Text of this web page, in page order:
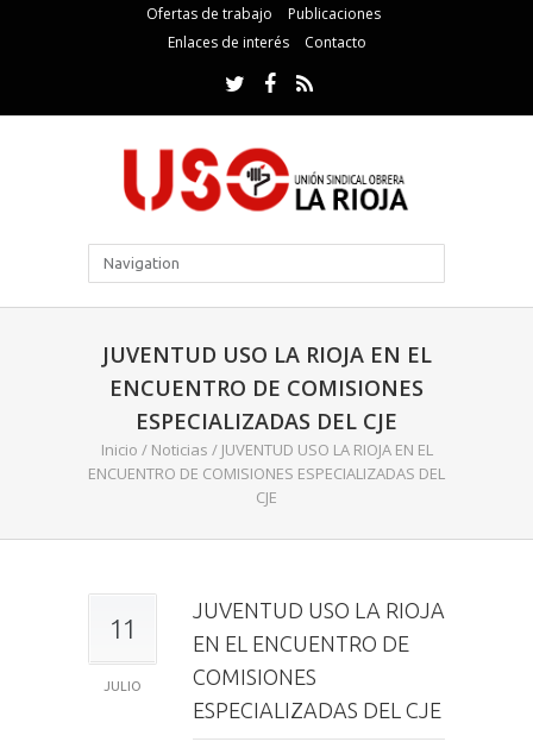
Ofertas de trabajo
Publicaciones
Enlaces de interés
Contacto
JUVENTUD USO LA RIOJA EN EL
ENCUENTRO DE COMISIONES
ESPECIALIZADAS DEL CJE
Inicio / Noticias / JUVENTUD USO LA RIOJA EN EL
ENCUENTRO DE COMISIONES ESPECIALIZADAS DEL
CJE
11
JULIO
JUVENTUD USO LA RIOJA
EN EL ENCUENTRO DE
COMISIONES
ESPECIALIZADAS DEL CJE